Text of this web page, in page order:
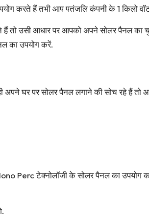
करते हैं तभी आप पतंजलि कंपनी के 1 किलो
उसी आधार पर आपको अपने सोलर पैनल का
का उपयोग करें.
घर पर सोलर पैनल लगाने की सोच रहे हैं
Perc टेक्नोलॉजी के सोलर पैनल का